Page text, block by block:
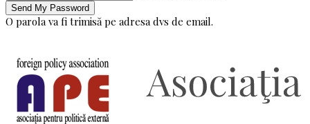
O parola va fi trimisă pe adresa dvs de email.